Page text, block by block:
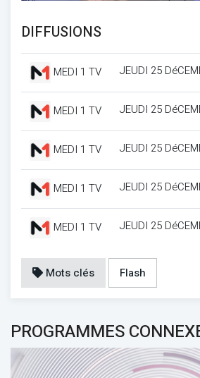
DIFFUSIONS
MEDI 1 TV JEUDI 25
MEDI 1 TV JEUDI 25
MEDI 1 TV JEUDI 25
MEDI 1 TV JEUDI 25
MEDI 1 TV JEUDI 25
Mots clés Flash
PROGRAMMES